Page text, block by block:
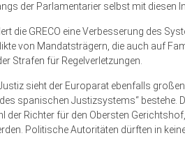
der Parlamentarier selbst mit diesen
die GRECO eine Verbesserung des
von Mandatsträgern, die auch auf
Strafen für Regelverletzungen.
sieht der Europarat ebenfalls
spanischen Justizsystems“
der Richter für den Obersten
Politische Autoritäten dürften in